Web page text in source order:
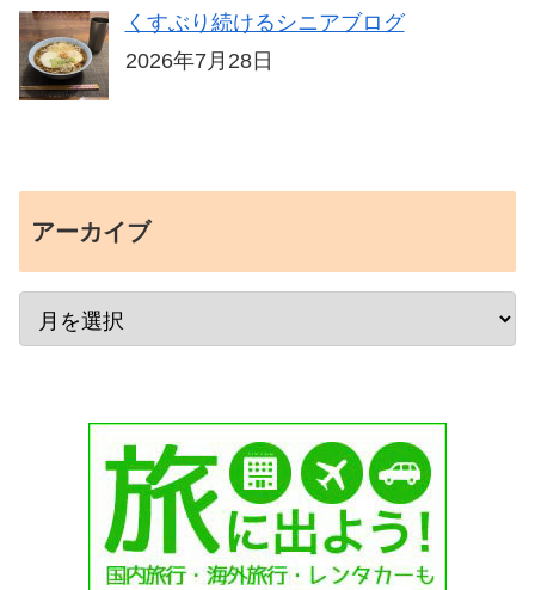
くすぶり続けるシニアブログ
2026年7月28日
アーカイブ